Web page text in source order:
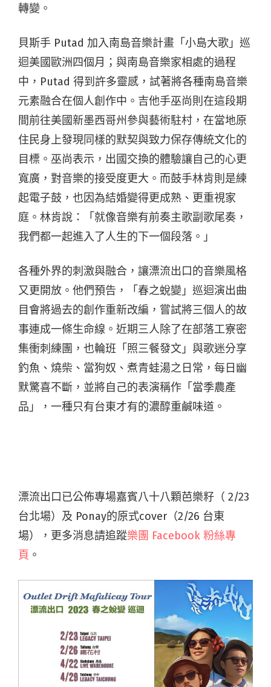
轉變。
貝斯手 Putad 加入南島音樂計畫「小島大歌」巡
迴美國歐洲四個月；與南島音樂家相處的過程
中，Putad 得到許多靈感，試著將各種南島音樂
元素融合在個人創作中。吉他手巫尚則在這段期
間前往美國新墨西哥州參與藝術駐村，在當地原
住民身上發現同樣的默契與致力保存傳統文化的
目標。巫尚表示，出國交換的體驗讓自己的心更
寬廣，對音樂的接受度更大。而鼓手林肯則是練
起電子鼓，也因為結婚變得更成熟、更重視家
庭。林肯說：「就像音樂有前奏主歌副歌尾奏，
我們都一起進入了人生的下一個段落。」
各種外界的刺激與融合，讓漂流出口的音樂風格
又更開放。他們預告，「春之蛻變」巡迴演出曲
目會將過去的創作重新改編，嘗試將三個人的故
事連成一條生命線。近期三人除了在部落工寮密
集衝刺練團，也輪班「照三餐發文」與歌迷分享
釣魚、燒柴、當狗奴、煮青蛙湯之日常，每日幽
默驚喜不斷，並將自己的表演稱作「當季農產
品」，一種只有台東才有的濃醇重鹹味道。
漂流出口已公佈專場嘉賓八十八顆芭樂籽（ 2/23
台北場）及 Ponay的原式cover（2/26 台東
場），更多消息請追蹤樂團 Facebook 粉絲專
頁 。